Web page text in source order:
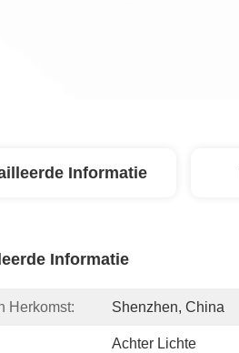
Informatie
Informatie
Herkomst: Shenzhen, China
Achter Lichte